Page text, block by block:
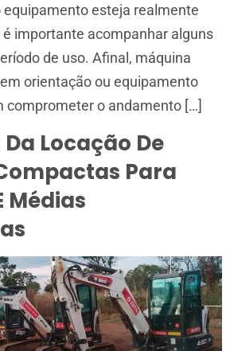
equipamento esteja realmente
importante acompanhar alguns
de uso. Afinal, máquina
orientação ou equipamento
comprometer o andamento […]
Locação De
Para
Médias